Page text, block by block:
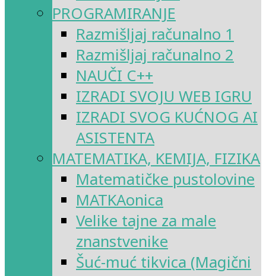
PROGRAMIRANJE
Razmišljaj računalno 1
Razmišljaj računalno 2
NAUČI C++
IZRADI SVOJU WEB IGRU
IZRADI SVOG KUĆNOG AI
ASISTENTA
MATEMATIKA, KEMIJA, FIZIKA
Matematičke pustolovine
MATKAonica
Velike tajne za male
znanstvenike
Šuć-muć tikvica (Magični